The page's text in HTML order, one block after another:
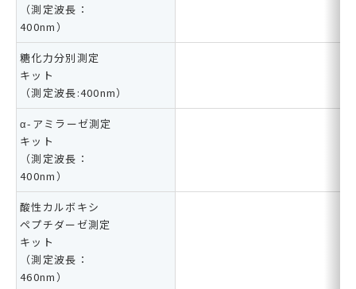
（測定波長：
400nm）
糖化力分別測定
キット
（測定波長:400nm）
α-アミラーゼ測定
キット
（測定波長：
400nm）
酸性カルボキシ
ペプチダーゼ測定
キット
（測定波長：
460nm）